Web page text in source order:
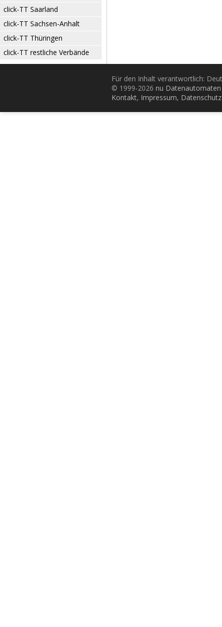
click-TT Saarland
click-TT Sachsen-Anhalt
click-TT Thüringen
click-TT restliche Verbände
Für den Inhalt verantwortlich:
© 1999-2026 nu
Kontakt, Impressum, Datenschutz